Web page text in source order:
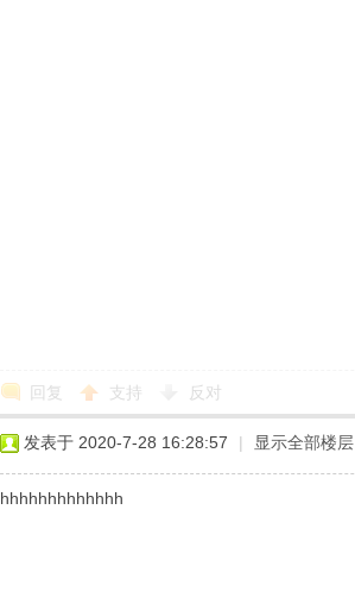
回复 支持 反对
发表于 2020-7-28 16:28:57 | 显示全部楼层
hhhhhhhhhhhhh